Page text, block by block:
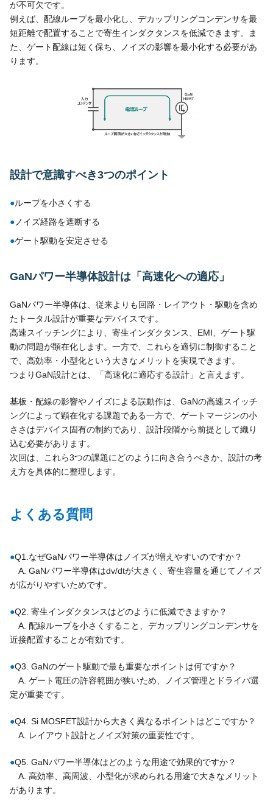
が不可欠です。
例えば、配線ループを最小化し、デカップリングコンデンサを最
短距離で配置することで寄生インダクタンスを低減できます。ま
た、ゲート配線は短く保ち、ノイズの影響を最小化する必要があ
ります。
設計で意識すべき3つのポイント
●ループを小さくする
●ノイズ経路を遮断する
●ゲート駆動を安定させる
GaNパワー半導体設計は「高速化への適応」
GaNパワー半導体は、従来よりも回路・レイアウト・駆動を含め
たトータル設計が重要なデバイスです。
高速スイッチングにより、寄生インダクタンス、EMI、ゲート駆
動の問題が顕在化します。一方で、これらを適切に制御すること
で、高効率・小型化という大きなメリットを実現できます。
つまりGaN設計とは、「高速化に適応する設計」と言えます。
基板・配線の影響やノイズによる誤動作は、GaNの高速スイッチ
ングによって顕在化する課題である一方で、ゲートマージンの小
ささはデバイス固有の制約であり、設計段階から前提として織り
込む必要があります。
次回は、これら3つの課題にどのように向き合うべきか、設計の考
え方を具体的に整理します。
よくある質問
●Q1.なぜGaNパワー半導体はノイズが増えやすいのですか？
A. GaNパワー半導体はdv/dtが大きく、寄生容量を通じてノイズ
が広がりやすいためです。
●Q2. 寄生インダクタンスはどのように低減できますか？
A. 配線ループを小さくすること、デカップリングコンデンサを
近接配置することが有効です。
●Q3. GaNのゲート駆動で最も重要なポイントは何ですか？
A. ゲート電圧の許容範囲が狭いため、ノイズ管理とドライバ選
定が重要です。
●Q4. Si MOSFET設計から大きく異なるポイントはどこですか？
A. レイアウト設計とノイズ対策の重要性です。
●Q5. GaNパワー半導体はどのような用途で効果的ですか？
A. 高効率、高周波、小型化が求められる用途で大きなメリット
があります。